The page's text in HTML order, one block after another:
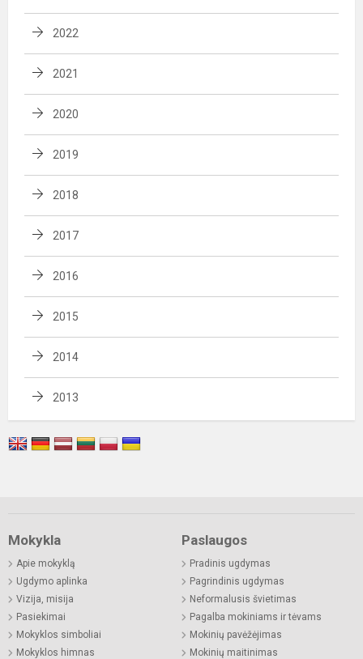
2022
2021
2020
2019
2018
2017
2016
2015
2014
2013
Mokykla
Apie mokyklą
Ugdymo aplinka
Vizija, misija
Pasiekimai
Mokyklos simboliai
Mokyklos himnas
Paslaugos
Pradinis ugdymas
Pagrindinis ugdymas
Neformalusis švietimas
Pagalba mokiniams ir tėvams
Mokinių pavėžėjimas
Mokinių maitinimas